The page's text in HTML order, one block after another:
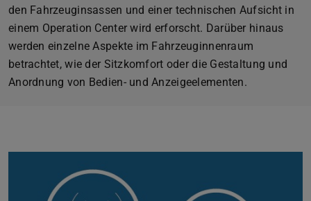
den Fahrzeuginsassen und einer technischen Aufsicht in
einem Operation Center wird erforscht. Darüber hinaus
werden einzelne Aspekte im Fahrzeuginnenraum
betrachtet, wie der Sitzkomfort oder die Gestaltung und
Anordnung von Bedien- und Anzeigeelementen.